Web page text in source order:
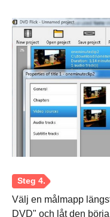
Välj en målmapp
DVD" och låt den